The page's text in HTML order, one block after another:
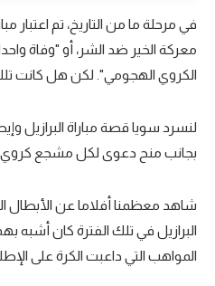
ركن الألعاب
أقسام خاصة
تحليل في الجول
في مرحلة ما من التاريخ، تم اعتبار
معركة الخير ضد الشر، أو "وفاة
الكروي الهجومي". لكن هل كانت
بجانب منح دعوى لكل مشجع كروي
شاهد معظمنا أفلاما عن الأبطال
البرازيل في تلك الفترة كان
المواهب التي داعبت الكرة على